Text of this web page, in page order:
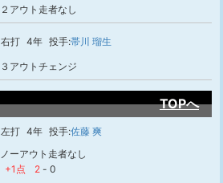
２アウト走者なし
右打 4年 投手:帯川 瑠生
３アウトチェンジ
TOPへ
左打 4年 投手:佐藤 爽
ノーアウト走者なし
+1点
2 - 0